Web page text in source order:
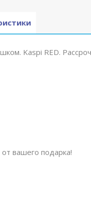
Kaspi RED.
вашего подарка!